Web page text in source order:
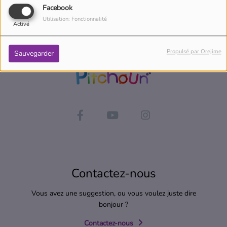
Facebook
Activé
Utilisation: Fonctionnalité
Sauvegarder Propulsé par Orejime
Contactez-nous
Vous avez une suggestion, ou vous voulez juste dire
bonjour ?
Contactez-nous